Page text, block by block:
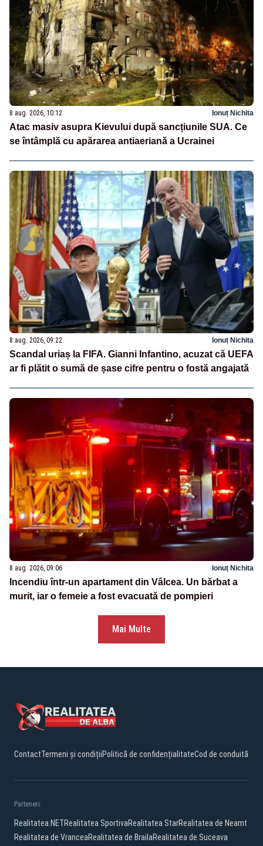
8 aug. 2026, 10:12 Ionuț Nichita
Atac masiv asupra Kievului după sancțiunile SUA. Ce
se întâmplă cu apărarea antiaeriană a Ucrainei
8 aug. 2026, 09:22 Ionuț Nichita
Scandal uriaș la FIFA. Gianni Infantino, acuzat că UEFA
ar fi plătit o sumă de șase cifre pentru o fostă angajată
8 aug. 2026, 09:06 Ionuț Nichita
Incendiu într-un apartament din Vâlcea. Un bărbat a
murit, iar o femeie a fost evacuată de pompieri
Mai Multe
ContactTermeni și condițiiPolitică de confidențialitateCod de conduită
Parteneri:
Realitatea.NETRealitatea SportivaRealitatea StarRealitatea de Neamt
Realitatea de VranceaRealitatea de BrailaRealitatea de Suceava